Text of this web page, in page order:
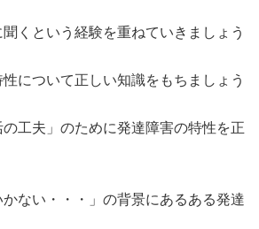
くという経験を重ねていきましょう
について正しい知識をもちましょう
工夫」のために発達障害の特性を正
かない・・・」の背景にあるある発達